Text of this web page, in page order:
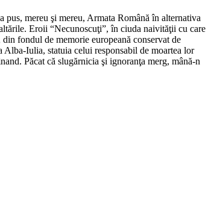
mereu şi mereu, Armata Română în alternativa
Eroii “Necunoscuţi”, în ciuda naivităţii cu care
fondul de memorie europeană conservat de
Iulia, statuia celui responsabil de moartea lor
Păcat că slugărnicia şi ignoranţa merg, mână-n